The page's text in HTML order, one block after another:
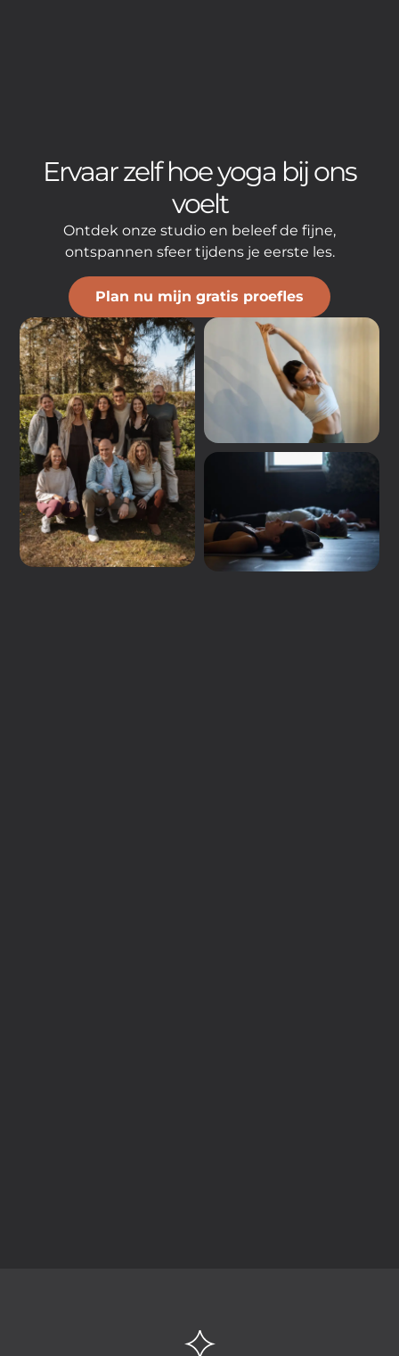
Ervaar zelf hoe yoga bij ons
voelt
Ontdek onze studio en beleef de fijne,
ontspannen sfeer tijdens je eerste les.
Plan nu mijn gratis proefles